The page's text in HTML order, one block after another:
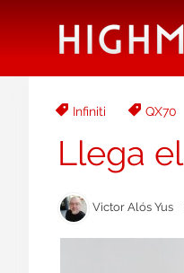
Infiniti QX70
Llega
Victor Alós Yus